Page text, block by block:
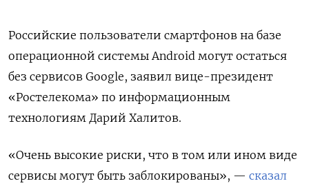
Российские пользователи смартфонов на базе
операционной системы Android могут остаться
без сервисов Google, заявил вице-президент
«Ростелекома» по информационным
технологиям Дарий Халитов.
«Очень высокие риски, что в том или ином виде
сервисы могут быть заблокированы», — сказал